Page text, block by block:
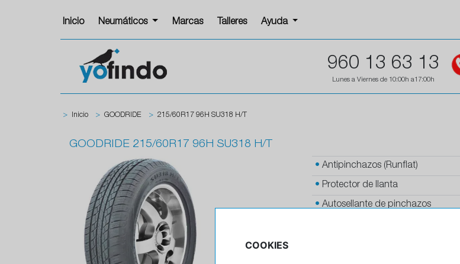
Inicio Neumáticos Marcas Talleres Ayuda
960 13 63 13
Lunes a Viernes de 10:00h a17:00h
> Inicio > GOODRIDE > 215/60R17 96H SU318 H/T
GOODRIDE 215/60R17 96H SU318 H/T
• Antipinchazos (Runflat)
• Protector de llanta
• Autosellante de pinchazos
COOKIES